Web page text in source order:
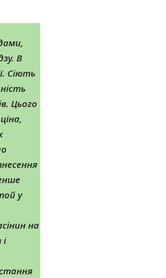
В
Сіють
Цього
у
на